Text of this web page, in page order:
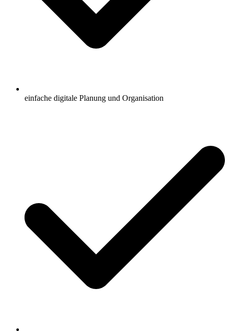
einfache digitale Planung und Organisation